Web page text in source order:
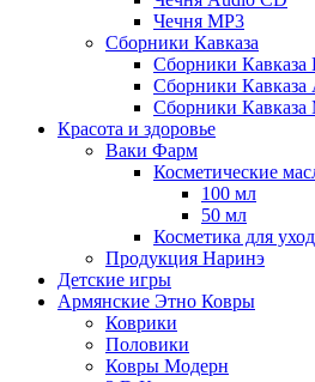
Чечня MP3
Сборники Кавказа
Сборники Кавказа
Сборники Кавказа
Сборники Кавказа
Красота и здоровье
Ваки Фарм
Косметические
100 мл
50 мл
Косметика для
Продукция Наринэ
Детские игры
Армянские Этно Ковры
Коврики
Половики
Ковры Модерн